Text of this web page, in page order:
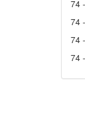
74 -
74 -
74 -
74 -